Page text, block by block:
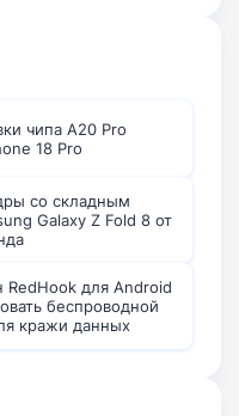
чипа A20 Pro
18 Pro
со складным
Galaxy Z Fold 8 от
RedHook для Android
беспроводной
кражи данных